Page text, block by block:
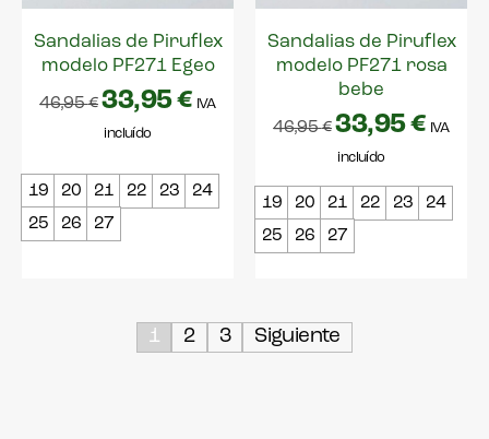
Sandalias de Piruflex
modelo PF271 Egeo
46,95€ 33,95€ IVA
incluído
19 20 21 22 23
24
25
26 27
Sandalias de Piruflex
modelo PF271 rosa
bebe
46,95€ 33,95€ IVA
incluído
19 20 21 22 23
24
25
26 27
1 2 3 Siguiente